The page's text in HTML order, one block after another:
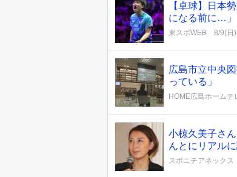
【卓球】日本
になる前に…」
東スポWEB 8/9(日
広島市立中央
っている」
HOME広島ホームテ
小椋久美子さ
んとにリアル
スポニチアネックス